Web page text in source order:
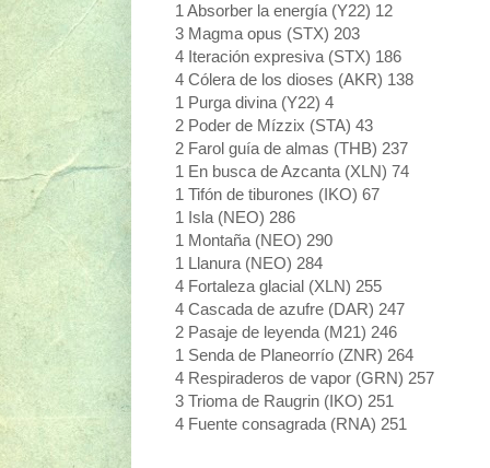
1 Absorber la energía (Y22) 12
3 Magma opus (STX) 203
4 Iteración expresiva (STX) 186
4 Cólera de los dioses (AKR) 138
1 Purga divina (Y22) 4
2 Poder de Mízzix (STA) 43
2 Farol guía de almas (THB) 237
1 En busca de Azcanta (XLN) 74
1 Tifón de tiburones (IKO) 67
1 Isla (NEO) 286
1 Montaña (NEO) 290
1 Llanura (NEO) 284
4 Fortaleza glacial (XLN) 255
4 Cascada de azufre (DAR) 247
2 Pasaje de leyenda (M21) 246
1 Senda de Planeorrío (ZNR) 264
4 Respiraderos de vapor (GRN) 257
3 Trioma de Raugrin (IKO) 251
4 Fuente consagrada (RNA) 251